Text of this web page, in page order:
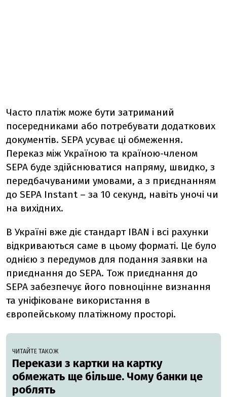
Часто платіж може бути затриманий
посередниками або потребувати додаткових
документів. SEPA усуває ці обмеження.
Переказ між Україною та країною-членом
SEPA буде здійснюватися напряму, швидко, з
передбачуваними умовами, а з приєднанням
до SEPA Instant – за 10 секунд, навіть уночі чи
на вихідних.
В Україні вже діє стандарт IBAN і всі рахунки
відкриваються саме в цьому форматі. Це було
однією з передумов для подання заявки на
приєднання до SEPA. Тож приєднання до
SEPA забезпечує його повноцінне визнання
та уніфіковане використання в
європейському платіжному просторі.
ЧИТАЙТЕ ТАКОЖ
Перекази з картки на картку
обмежать ще більше. Чому банки це
роблять